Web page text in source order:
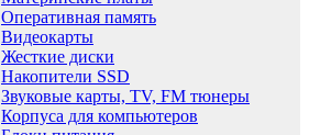
Оперативная память
Видеокарты
Жесткие диски
Накопители SSD
Звуковые карты, TV, FM тюнеры
Корпуса для компьютеров